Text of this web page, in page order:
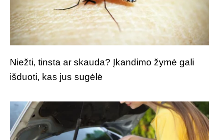
Niežti, tinsta ar skauda? Įkandimo žymė gali
išduoti, kas jus sugėlė